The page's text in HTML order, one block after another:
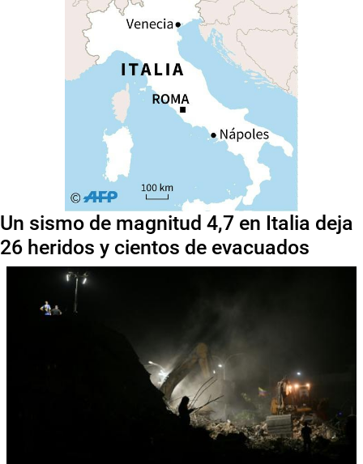
Un sismo de magnitud 4,7 en Italia deja
26 heridos y cientos de evacuados